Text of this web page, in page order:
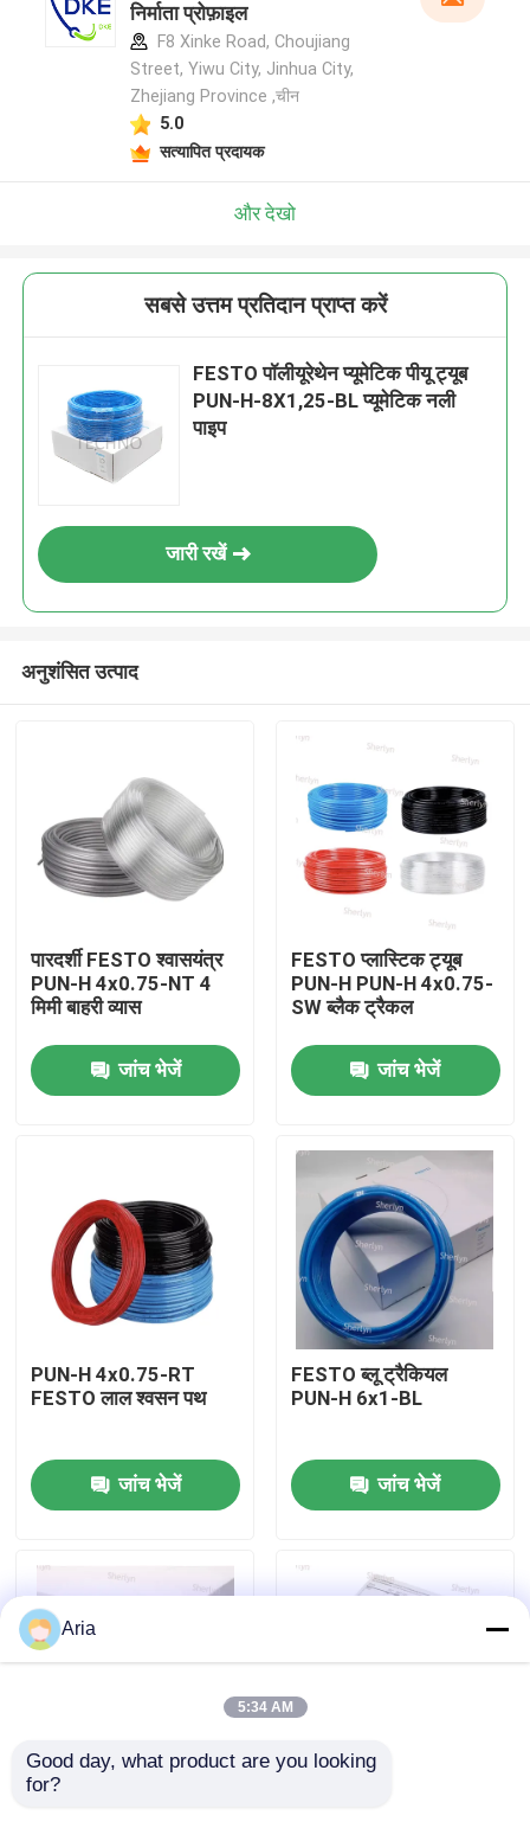
उत्पाद
वीडियो
हमारे बारे में
गुणवत्ता नियंत्रण
हमसे संपर्क करें
समाचार
निर्माता प्रोफ़ाइल
F8 Xinke Road, Choujiang
Street, Yiwu City, Jinhua City,
Zhejiang Province ,चीन
5.0
सत्यापित प्रदायक
और देखो
सबसे उत्तम प्रतिदान प्राप्त करें
FESTO पॉलीयूरेथेन प्यूमेटिक पीयू ट्यूब
PUN-H-8X1,25-BL प्यूमेटिक नली
पाइप
जारी रखें
अनुशंसित उत्पाद
पारदर्शी FESTO श्वासयंत्र
PUN-H 4x0.75-NT 4
मिमी बाहरी व्यास
जांच भेजें
FESTO प्लास्टिक ट्यूब
PUN-H PUN-H 4x0.75-
SW ब्लैक ट्रैकल
जांच भेजें
PUN-H 4x0.75-RT
FESTO लाल श्वसन पथ
जांच भेजें
FESTO ब्लू ट्रैकियल
PUN-H 6x1-BL
जांच भेजें
PUN-H 6x1-NT पारदर्शी
Aria
5:34 AM
Good day, what product are you looking
for?